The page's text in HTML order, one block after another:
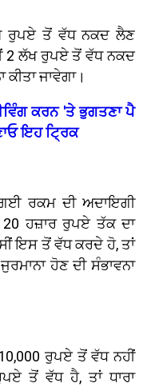
ਰੁਪਏ ਤੋਂ ਵੱਧ ਨਕਦ ਲੈਣ
2 ਲੱਖ ਰੁਪਏ ਤੋਂ ਵੱਧ ਨਕਦ
ਜਾਵੇਗਾ।
ਕਰਨ 'ਤੇ ਭੁਗਤਣਾ ਪੈ
ਇਹ ਟ੍ਰਿਕ
ਰਕਮ ਦੀ ਅਦਾਇਗੀ
ਹਜ਼ਾਰ ਰੁਪਏ ਤੱਕ ਦਾ
ਇਸ ਤੋਂ ਵੱਧ ਕਰਦੇ ਹੋ, ਤਾਂ
ਹੋਣ ਦੀ ਸੰਭਾਵਨਾ
ਰੁਪਏ ਤੋਂ ਵੱਧ ਨਹੀਂ
ਤੋਂ ਵੱਧ ਹੈ, ਤਾਂ ਧਾਰਾ